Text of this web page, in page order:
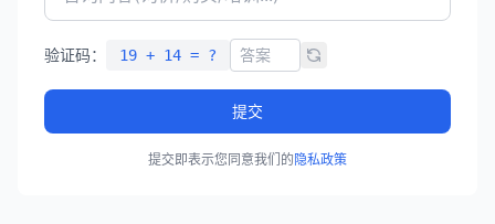
验证码： 19 + 14 = ?
提交
提交即表示您同意我们的隐私政策